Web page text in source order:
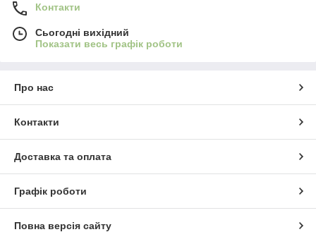
Контакти
Сьогодні вихідний
Показати весь графік роботи
Про нас
Контакти
Доставка та оплата
Графік роботи
Повна версія сайту